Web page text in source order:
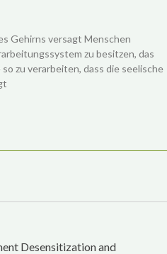
Gehirns versagt Menschen
zu besitzen, das
zu verarbeiten, dass die seelische
Desensitization and